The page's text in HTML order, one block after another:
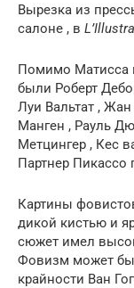
Вырезка из
салоне , в
Помимо Матисса
были Роберт
Луи Вальтат ,
Манген , Рауль
Метцингер , Кес
Партнер Пикассо
Картины
дикой кистью и
сюжет имел
Фовизм может
крайности Ван